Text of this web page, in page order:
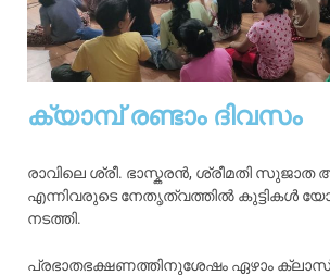
ക്യാമ്പ് രണ്ടാം ദിവസം
രാവിലെ ശ്രീ. ഭാസ്കരൻ, ശ്രീമതി സുജാത
എന്നിവരുടെ നേതൃത്വത്തിൽ കുട്ടികൾ
നടത്തി.
പ്രഭാതഭക്ഷണത്തിനുശേഷം ഏഴാം